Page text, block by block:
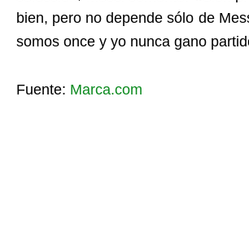
bien, pero no depende sólo de
somos once y yo nunca gano
Fuente: Marca.com